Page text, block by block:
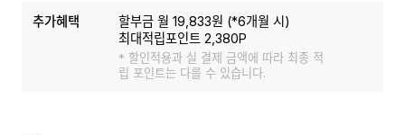
추가혜택 할부금 월19,833원 (*6개월 시)
최대적립포인트2,380P
* 할인적용과 실 결제 금액에 따라 최종 적
립 포인트는 다를 수 있습니다.